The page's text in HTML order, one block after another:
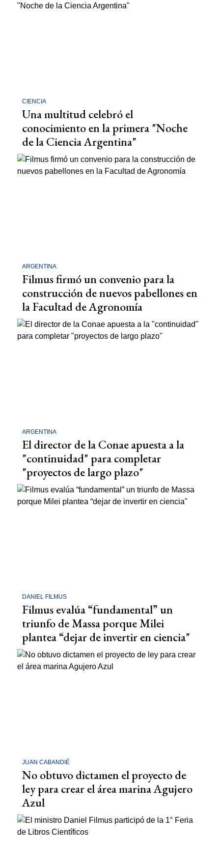
CIENCIA
Una multitud celebró el
conocimiento en la primera "Noche
de la Ciencia Argentina"
ARGENTINA
Filmus firmó un convenio para la
construcción de nuevos pabellones en
la Facultad de Agronomía
ARGENTINA
El director de la Conae apuesta a la
"continuidad" para completar
"proyectos de largo plazo"
DANIEL FILMUS
Filmus evalúa “fundamental” un
triunfo de Massa porque Milei
plantea “dejar de invertir en ciencia"
JUAN CABANDIÉ
No obtuvo dictamen el proyecto de
ley para crear el área marina Agujero
Azul